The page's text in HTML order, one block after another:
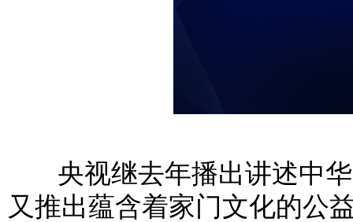
央视继去年播出讲述中华
又推出蕴含着家门文化的公